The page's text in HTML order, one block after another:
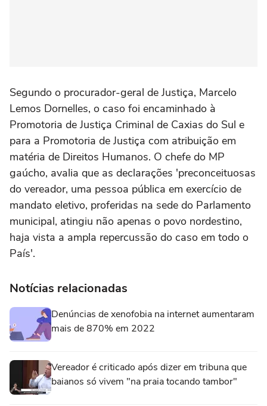
Segundo o procurador-geral de Justiça, Marcelo
Lemos Dornelles, o caso foi encaminhado à
Promotoria de Justiça Criminal de Caxias do Sul e
para a Promotoria de Justiça com atribuição em
matéria de Direitos Humanos. O chefe do MP
gaúcho, avalia que as declarações 'preconceituosas
do vereador, uma pessoa pública em exercício de
mandato eletivo, proferidas na sede do Parlamento
municipal, atingiu não apenas o povo nordestino,
haja vista a ampla repercussão do caso em todo o
País'.
Notícias relacionadas
Denúncias de xenofobia na internet aumentaram
mais de 870% em 2022
Vereador é criticado após dizer em tribuna que
baianos só vivem "na praia tocando tambor"